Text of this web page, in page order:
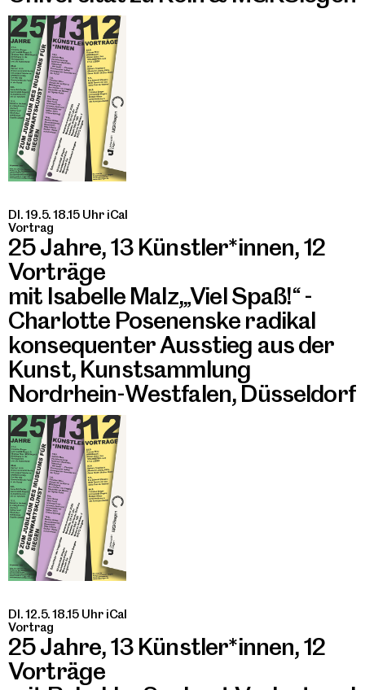
DI. 19.5. 18.15 Uhr iCal
Vortrag
25 Jahre, 13 Künstler*innen, 12
Vorträge
mit Isabelle Malz,„Viel Spaß!“ -
Charlotte Posenenske radikal
konsequenter Ausstieg aus der
Kunst, Kunstsammlung
Nordrhein-Westfalen, Düsseldorf
DI. 12.5. 18.15 Uhr iCal
Vortrag
25 Jahre, 13 Künstler*innen, 12
Vorträge